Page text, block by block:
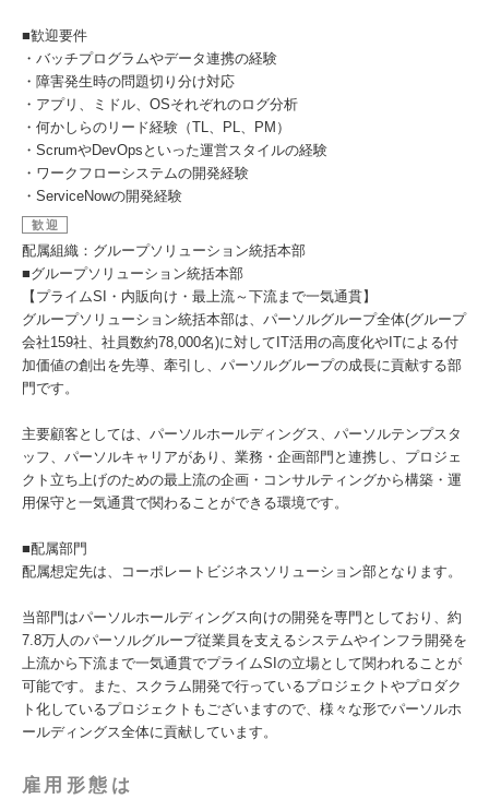
■歓迎要件
・バッチプログラムやデータ連携の経験
・障害発生時の問題切り分け対応
・アプリ、ミドル、OSそれぞれのログ分析
・何かしらのリード経験（TL、PL、PM）
・ScrumやDevOpsといった運営スタイルの経験
・ワークフローシステムの開発経験
・ServiceNowの開発経験
歓迎
配属組織：グループソリューション統括本部
■グループソリューション統括本部
【プライムSI・内販向け・最上流～下流まで一気通貫】
グループソリューション統括本部は、パーソルグループ全体(グループ
会社159社、社員数約78,000名)に対してIT活用の高度化やITによる付
加価値の創出を先導、牽引し、パーソルグループの成長に貢献する部
門です。
主要顧客としては、パーソルホールディングス、パーソルテンプスタ
ッフ、パーソルキャリアがあり、業務・企画部門と連携し、プロジェ
クト立ち上げのための最上流の企画・コンサルティングから構築・運
用保守と一気通貫で関わることができる環境です。
■配属部門
配属想定先は、コーポレートビジネスソリューション部となります。
当部門はパーソルホールディングス向けの開発を専門としており、約
7.8万人のパーソルグループ従業員を支えるシステムやインフラ開発を
上流から下流まで一気通貫でプライムSIの立場として関われることが
可能です。また、スクラム開発で行っているプロジェクトやプロダク
ト化しているプロジェクトもございますので、様々な形でパーソルホ
ールディングス全体に貢献しています。
雇用形態は